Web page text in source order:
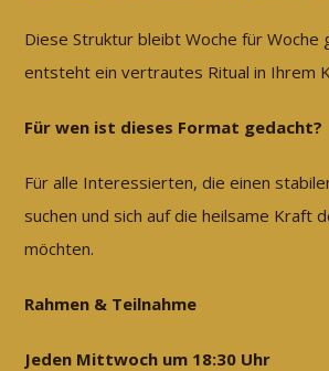
Diese Struktur bleibt Woche für Woche
entsteht ein vertrautes Ritual in Ihrem
Für wen ist dieses Format gedacht?
Für alle Interessierten, die einen
suchen und sich auf die heilsame Kraft
möchten.
Rahmen & Teilnahme
Jeden Mittwoch um 18:30 Uhr